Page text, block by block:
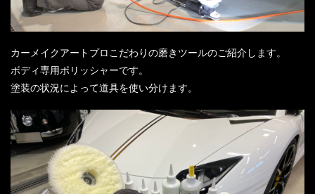
カーメイクアートプロこだわりの磨きツールのご紹介します。
ボディ専用ポリッシャーです。
塗装の状況によって道具を使い分けます。